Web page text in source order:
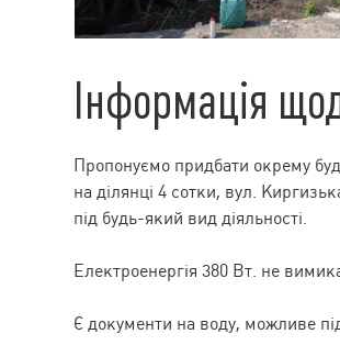
Інформація
Пропонуємо придбати окрему
на ділянці 4 сотки, вул.
під будь-який вид діяльності.
Електроенергія 380 Вт. не
Є документи на воду, можливе